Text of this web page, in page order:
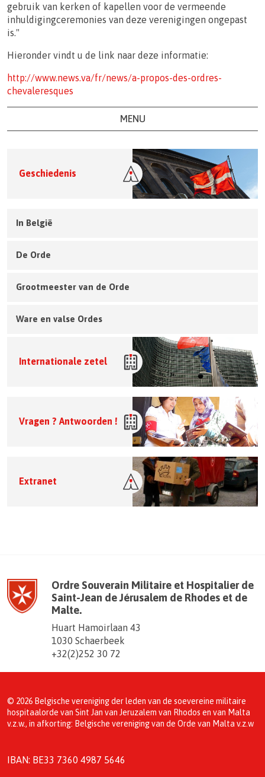
gebruik van kerken of kapellen voor de vermeende
inhuldigingceremonies van deze verenigingen ongepast
is."
Hieronder vindt u de link naar deze informatie:
http://www.news.va/fr/news/a-propos-des-ordres-
chevaleresques
MENU
Geschiedenis
In België
De Orde
Grootmeester van de Orde
Ware en valse Ordes
Internationale zetel
Vragen ? Antwoorden !
Extranet
Ordre Souverain Militaire et Hospitalier de
Saint-Jean de Jérusalem de Rhodes et de
Malte.
Huart Hamoirlaan 43
1030 Schaerbeek
+32(2)252 30 72
© 2026 Belgische vereniging der leden van de soevereine militaire
hospitaalorde van Sint Jan van Jeruzalem van Rhodos en van Malta
v.z.w., in afkorting: Belgische vereniging van de Orde van Malta v.z.w
IBAN: BE33 7360 4987 5646